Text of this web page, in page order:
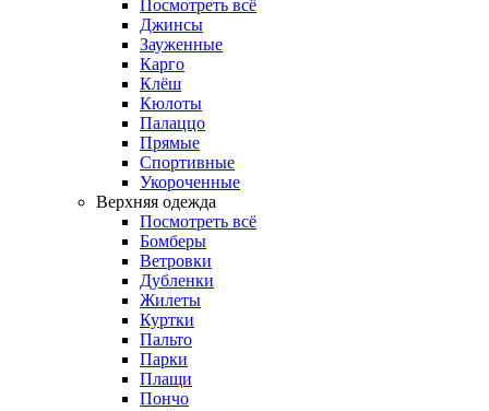
Посмотреть всё
Джинсы
Зауженные
Карго
Клёш
Кюлоты
Палаццо
Прямые
Спортивные
Укороченные
Верхняя одежда
Посмотреть всё
Бомберы
Ветровки
Дубленки
Жилеты
Куртки
Пальто
Парки
Плащи
Пончо